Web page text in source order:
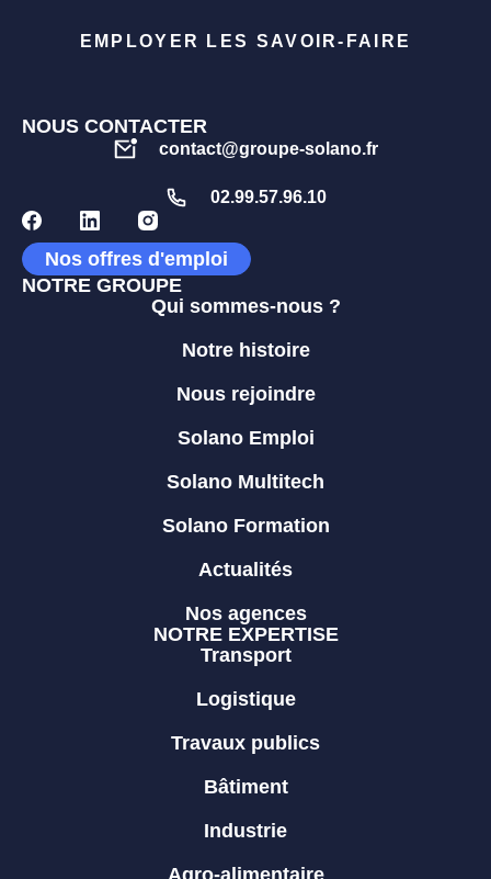
EMPLOYER LES SAVOIR-FAIRE
NOUS CONTACTER
contact@groupe-solano.fr
02.99.57.96.10
Nos offres d'emploi
NOTRE GROUPE
Qui sommes-nous ?
Notre histoire
Nous rejoindre
Solano Emploi
Solano Multitech
Solano Formation
Actualités
Nos agences
NOTRE EXPERTISE
Transport
Logistique
Travaux publics
Bâtiment
Industrie